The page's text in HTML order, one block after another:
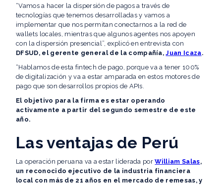
“Vamos a hacer la dispersión de pagos a través de
tecnologías que tenemos desarrolladas y vamos a
implementar que nos permitan conectarnos a la red de
wallets locales, mientras que algunos agentes nos apoyen
con la dispersión presencial”, explicó en entrevista con
DFSUD, el gerente general de la compañía,Juan Icaza.
“Hablamos de esta fintech de pago, porque va a tener 100%
de digitalización y va a estar amparada en estos motores de
pago que son desarrollos propios de APIs.
El objetivo para la firma es estar operando
activamente a partir del segundo semestre de este
año.
Las ventajas de Perú
La operación peruana va a estar liderada por William Salas,
un reconocido ejecutivo de la industria financiera
local con más de 21 años en el mercado de remesas, y